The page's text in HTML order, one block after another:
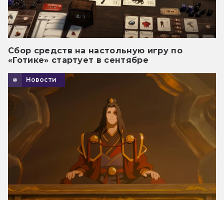
Сбор средств на настольную игру по
«Готике» стартует в сентябре
Новости